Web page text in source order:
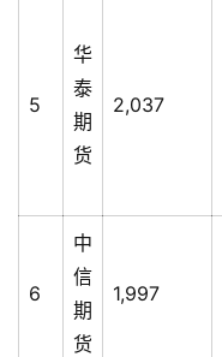
5
华
泰
期
货
2,037
6
中
信
期
货
1,997